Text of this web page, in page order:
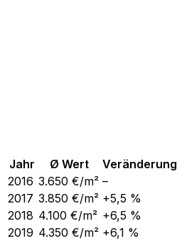
Jahr Ø Wert
Veränderung
2016 3.650 €/m² –
2017 3.850 €/m² +5,5 %
2018 4.100 €/m² +6,5 %
2019 4.350 €/m² +6,1 %